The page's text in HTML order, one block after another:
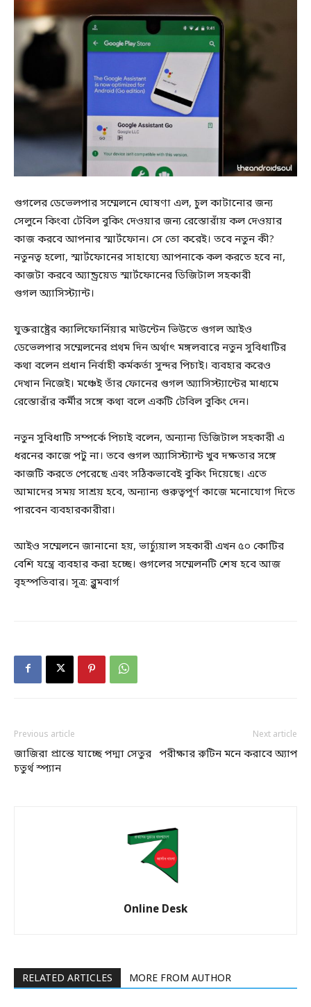
গুগলের ডেভেলপার সম্মেলনে ঘোষণা এল, চুল কাটানোর জন্য
সেলুনে কিংবা টেবিল বুকিং দেওয়ার জন্য রেস্তোরাঁয় কল দেওয়ার
কাজ করবে আপনার স্মার্টফোন। সে তো করেই। তবে নতুন কী?
নতুনত্ব হলো, স্মার্টফোনের সাহায্যে আপনাকে কল করতে হবে না,
কাজটা করবে অ্যান্ড্রয়েড স্মার্টফোনের ডিজিটাল সহকারী
গুগল অ্যাসিস্ট্যান্ট।
যুক্তরাষ্ট্রের ক্যালিফোর্নিয়ার মাউন্টেন ভিউতে গুগল আইও
ডেভেলপার সম্মেলনের প্রথম দিন অর্থাৎ মঙ্গলবারে নতুন সুবিধাটির
কথা বলেন প্রধান নির্বাহী কর্মকর্তা সুন্দর পিচাই। ব্যবহার করেও
দেখান নিজেই। মঞ্চেই তাঁর ফোনের গুগল অ্যাসিস্ট্যান্টের মাধ্যমে
রেস্তোরাঁর কর্মীর সঙ্গে কথা বলে একটি টেবিল বুকিং দেন।
নতুন সুবিধাটি সম্পর্কে পিচাই বলেন, অন্যান্য ডিজিটাল সহকারী এ
ধরনের কাজে পটু না। তবে গুগল অ্যাসিস্ট্যান্ট খুব দক্ষতার সঙ্গে
কাজটি করতে পেরেছে এবং সঠিকভাবেই বুকিং দিয়েছে। এতে
আমাদের সময় সাশ্রয় হবে, অন্যান্য গুরুত্বপূর্ণ কাজে মনোযোগ দিতে
পারবেন ব্যবহারকারীরা।
আইও সম্মেলনে জানানো হয়, ভার্চ্যুয়াল সহকারী এখন ৫০ কোটির
বেশি যন্ত্রে ব্যবহার করা হচ্ছে। গুগলের সম্মেলনটি শেষ হবে আজ
বৃহস্পতিবার। সূত্র: ব্লুমবার্গ
Previous article
জাজিরা প্রান্তে যাচ্ছে পদ্মা সেতুর
চতুর্থ স্প্যান
Next article
পরীক্ষার রুটিন মনে করাবে অ্যাপ
Online Desk
RELATED ARTICLES MORE FROM AUTHOR